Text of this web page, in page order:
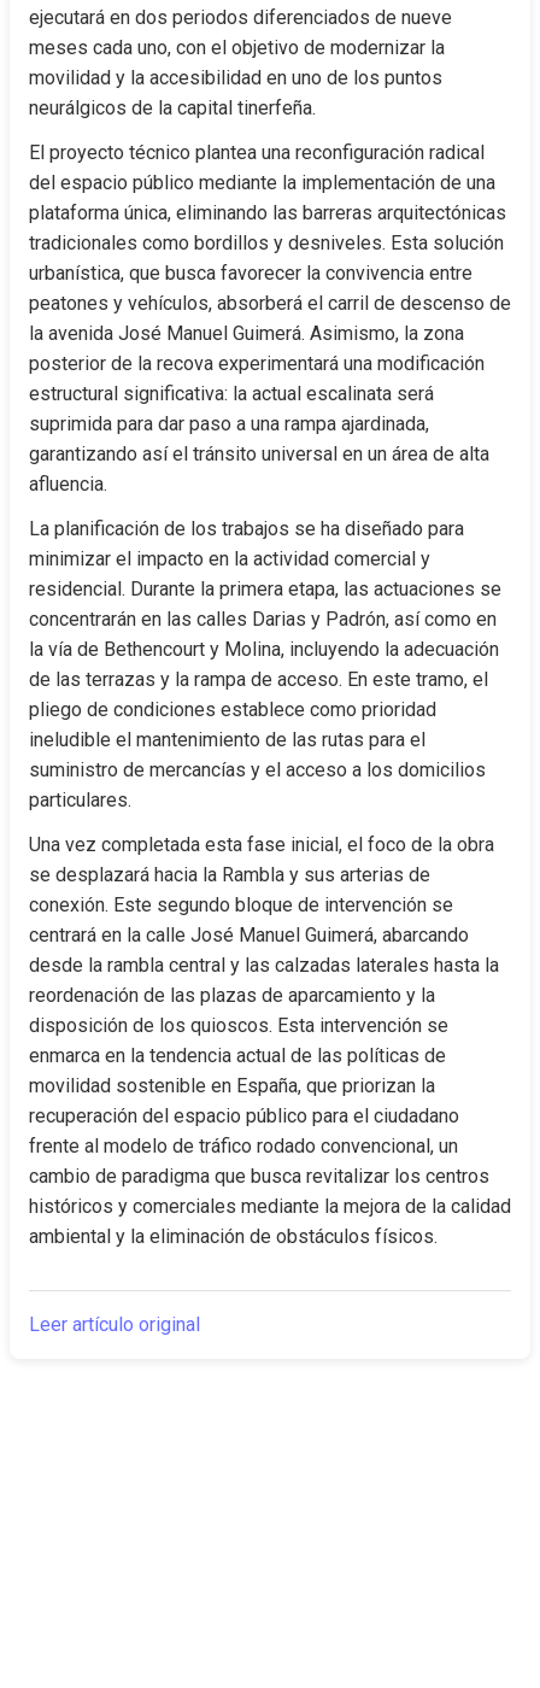
ejecutará en dos periodos diferenciados de nueve
meses cada uno, con el objetivo de modernizar la
movilidad y la accesibilidad en uno de los puntos
neurálgicos de la capital tinerfeña.
El proyecto técnico plantea una reconfiguración radical
del espacio público mediante la implementación de una
plataforma única, eliminando las barreras arquitectónicas
tradicionales como bordillos y desniveles. Esta solución
urbanística, que busca favorecer la convivencia entre
peatones y vehículos, absorberá el carril de descenso de
la avenida José Manuel Guimerá. Asimismo, la zona
posterior de la recova experimentará una modificación
estructural significativa: la actual escalinata será
suprimida para dar paso a una rampa ajardinada,
garantizando así el tránsito universal en un área de alta
afluencia.
La planificación de los trabajos se ha diseñado para
minimizar el impacto en la actividad comercial y
residencial. Durante la primera etapa, las actuaciones se
concentrarán en las calles Darias y Padrón, así como en
la vía de Bethencourt y Molina, incluyendo la adecuación
de las terrazas y la rampa de acceso. En este tramo, el
pliego de condiciones establece como prioridad
ineludible el mantenimiento de las rutas para el
suministro de mercancías y el acceso a los domicilios
particulares.
Una vez completada esta fase inicial, el foco de la obra
se desplazará hacia la Rambla y sus arterias de
conexión. Este segundo bloque de intervención se
centrará en la calle José Manuel Guimerá, abarcando
desde la rambla central y las calzadas laterales hasta la
reordenación de las plazas de aparcamiento y la
disposición de los quioscos. Esta intervención se
enmarca en la tendencia actual de las políticas de
movilidad sostenible en España, que priorizan la
recuperación del espacio público para el ciudadano
frente al modelo de tráfico rodado convencional, un
cambio de paradigma que busca revitalizar los centros
históricos y comerciales mediante la mejora de la calidad
ambiental y la eliminación de obstáculos físicos.
Leer artículo original